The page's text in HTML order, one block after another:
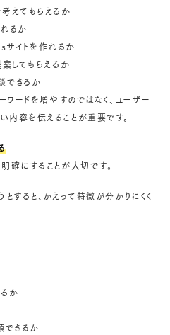
えてもらえるか
るか
サイトを作れるか
してもらえるか
できるか
ワードを増やすのではなく、ユーザー
容を伝えることが重要です。
確にすることが大切です。
すると、かえって特徴が分かりにくく
か
できるか